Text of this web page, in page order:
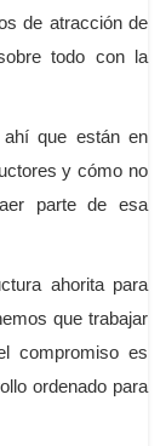
de atracción de
todo con la
que están en
y cómo no
parte de esa
ahorita para
que trabajar
compromiso es
ordenado para